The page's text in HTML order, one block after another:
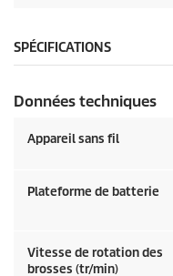
SPÉCIFICATIONS
Données techniques
Appareil sans fil
Plateforme de batterie
Vitesse de rotation des
brosses (tr/min)